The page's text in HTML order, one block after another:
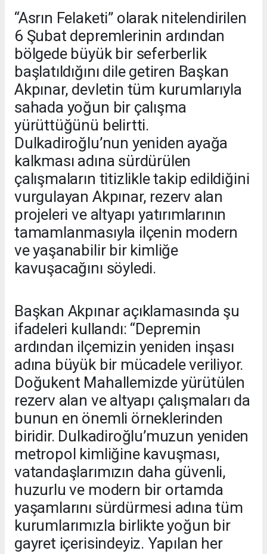
“Asrın Felaketi” olarak nitelendirilen
6 Şubat depremlerinin ardından
bölgede büyük bir seferberlik
başlatıldığını dile getiren Başkan
Akpınar, devletin tüm kurumlarıyla
sahada yoğun bir çalışma
yürüttüğünü belirtti.
Dulkadiroğlu’nun yeniden ayağa
kalkması adına sürdürülen
çalışmaların titizlikle takip edildiğini
vurgulayan Akpınar, rezerv alan
projeleri ve altyapı yatırımlarının
tamamlanmasıyla ilçenin modern
ve yaşanabilir bir kimliğe
kavuşacağını söyledi.
Başkan Akpınar açıklamasında şu
ifadeleri kullandı: “Depremin
ardından ilçemizin yeniden inşası
adına büyük bir mücadele veriliyor.
Doğukent Mahallemizde yürütülen
rezerv alan ve altyapı çalışmaları da
bunun en önemli örneklerinden
biridir. Dulkadiroğlu’muzun yeniden
metropol kimliğine kavuşması,
vatandaşlarımızın daha güvenli,
huzurlu ve modern bir ortamda
yaşamlarını sürdürmesi adına tüm
kurumlarımızla birlikte yoğun bir
gayret içerisindeyiz. Yapılan her